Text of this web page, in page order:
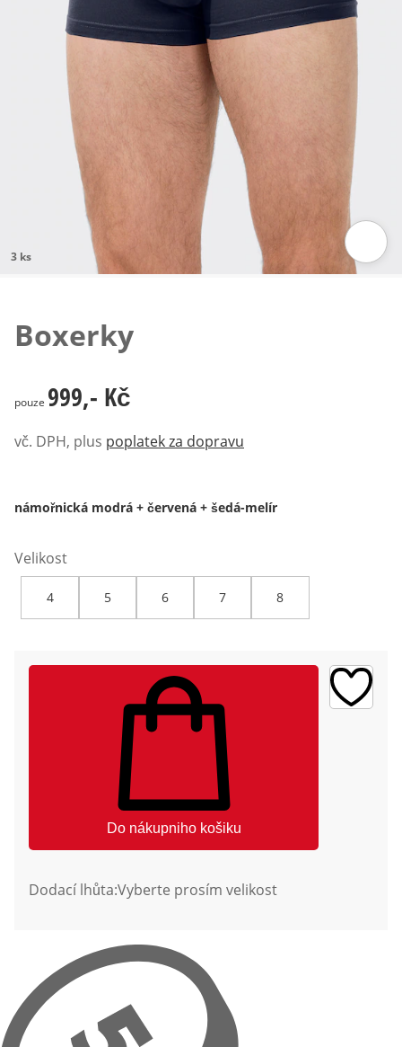
3 ks
Boxerky
999,- Kč
pouze 999,- Kč
vč. DPH, plus poplatek za dopravu
námořnická modrá + červená + šedá-melír
Velikost
4 5 6 7 8
Do nákupniho košiku
Dodací lhůta:Vyberte prosím velikost